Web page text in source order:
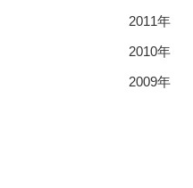
2011年
2010年
2009年